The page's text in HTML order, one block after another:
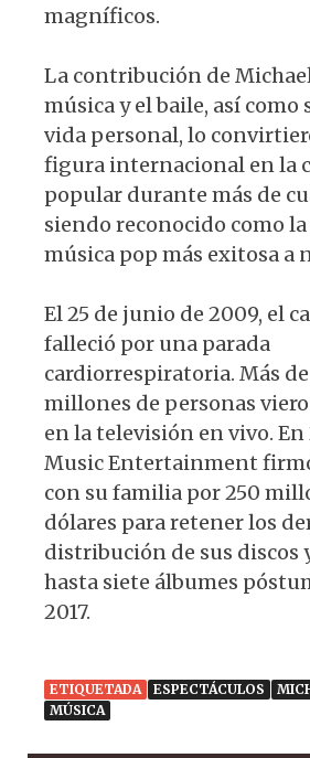
magníficos.
La contribución de
música y el baile, así
vida personal, lo
figura internacional en la
popular durante más de
siendo reconocido como
música pop más exitosa a
El 25 de junio de 2009, el
falleció por una parada
cardiorrespiratoria. Más
millones de personas
en la televisión en vivo. En
Music Entertainment
con su familia por 250
dólares para retener los
distribución de sus discos
hasta siete álbumes
2017.
ETIQUETADA ESPECTÁCULOS
MÚSICA